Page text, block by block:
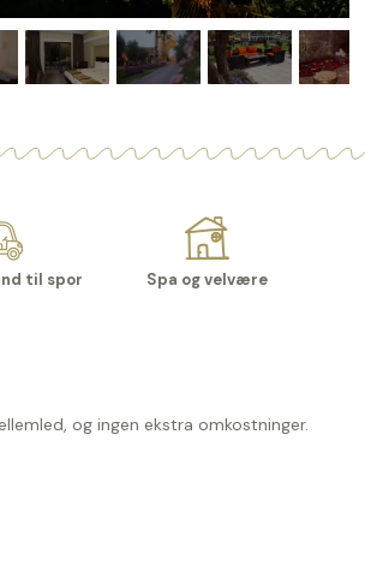
til spor Spa og velvære
og ingen ekstra omkostninger.